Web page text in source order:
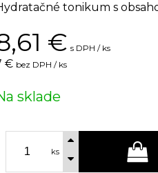
tonikum s
€ s DPH / ks
€ bez DPH / ks
sklade
ks